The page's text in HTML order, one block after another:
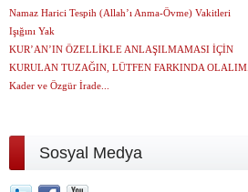
Namaz Harici Tespih (Allah’ı Anma-Övme) Vakitleri
Işığını Yak
KUR’AN’IN ÖZELLİKLE ANLAŞILMAMASI İÇİN
KURULAN TUZAĞIN, LÜTFEN FARKINDA OLALIM.
Kader ve Özgür İrade...
Sosyal Medya